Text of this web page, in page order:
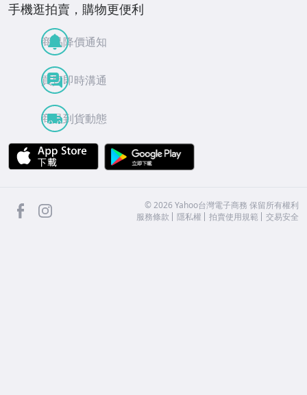
手機逛拍賣，購物更便利
商品降價通知
買賣即時溝通
商品到貨動態
APP Store
facebook ©2026 Yahoo台灣電子商務 保留所有權利
服務條款
隱私權 拍賣使用規範 交易安全